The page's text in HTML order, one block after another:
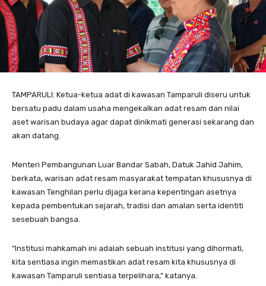
TAMPARULI: Ketua-ketua adat di kawasan Tamparuli diseru untuk
bersatu padu dalam usaha mengekalkan adat resam dan nilai
aset warisan budaya agar dapat dinikmati generasi sekarang dan
akan datang.
Menteri Pembangunan Luar Bandar Sabah, Datuk Jahid Jahim,
berkata, warisan adat resam masyarakat tempatan khususnya di
kawasan Tenghilan perlu dijaga kerana kepentingan asetnya
kepada pembentukan sejarah, tradisi dan amalan serta identiti
sesebuah bangsa.
“Institusi mahkamah ini adalah sebuah institusi yang dihormati,
kita sentiasa ingin memastikan adat resam kita khususnya di
kawasan Tamparuli sentiasa terpelihara,” katanya.